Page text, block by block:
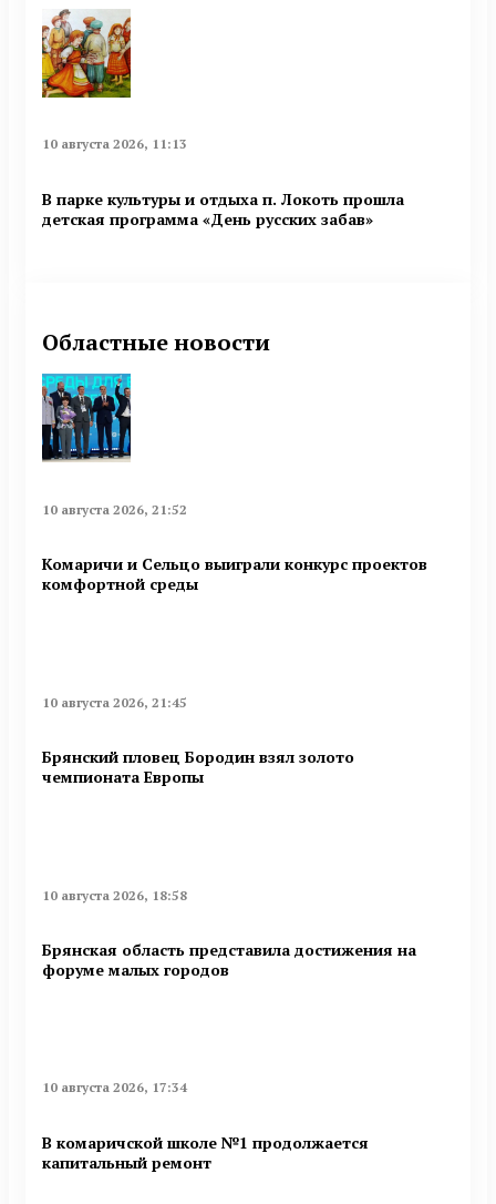
10 августа 2026, 11:13
В парке культуры и отдыха п. Локоть прошла
детская программа «День русских забав»
Областные новости
10 августа 2026, 21:52
Комаричи и Сельцо выиграли конкурс проектов
комфортной среды
10 августа 2026, 21:45
Брянский пловец Бородин взял золото
чемпионата Европы
10 августа 2026, 18:58
Брянская область представила достижения на
форуме малых городов
10 августа 2026, 17:34
В комаричской школе №1 продолжается
капитальный ремонт